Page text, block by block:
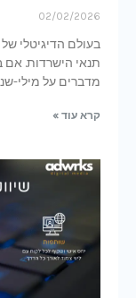
02/02/2026
תנאי הישרדות. אם בעבר
מדברים על מילי-שניות.
קרא עוד »